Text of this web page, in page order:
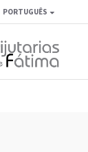
PORTUGUÊS